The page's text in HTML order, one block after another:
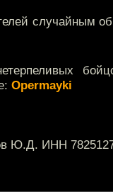
случайным
Opermayki
Ю.Д. ИНН